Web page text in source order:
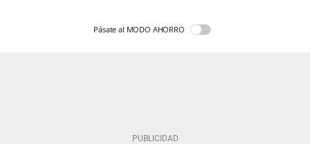
Pásate al MODO AHORRO